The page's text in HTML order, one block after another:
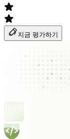
지금 평가하기